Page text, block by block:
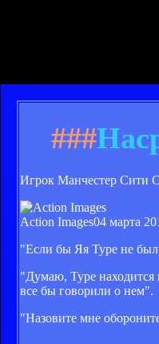
###
Игрок Манчестер Сити
Action Images04 марта
"Если бы Яя Туре не был
"Думаю, Туре находится
все бы говорили о нем".
"Назовите мне